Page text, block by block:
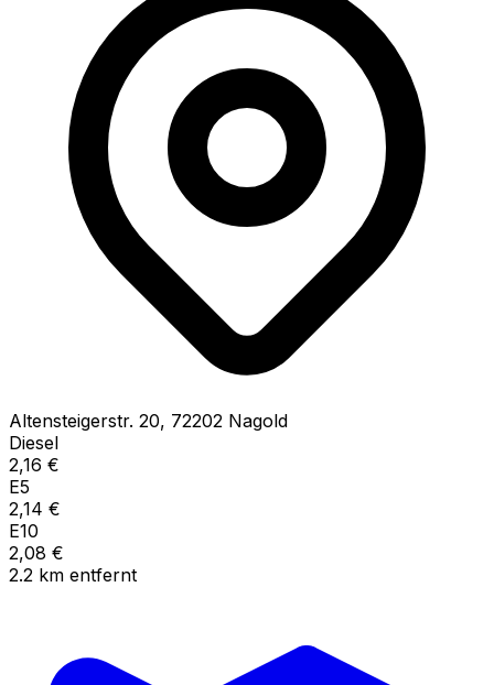
Altensteigerstr. 20, 72202 Nagold
Diesel
2,16 €
E5
2,14 €
E10
2,08 €
2.2 km entfernt